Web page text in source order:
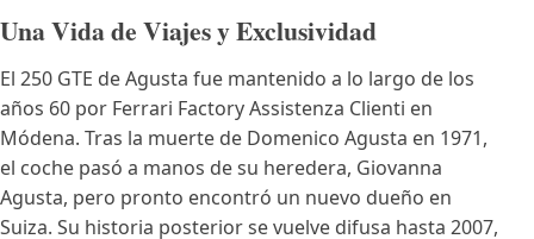
Una Vida de Viajes y Exclusividad
El 250 GTE de Agusta fue mantenido a lo largo de los
años 60 por Ferrari Factory Assistenza Clienti en
Módena. Tras la muerte de Domenico Agusta en 1971,
el coche pasó a manos de su heredera, Giovanna
Agusta, pero pronto encontró un nuevo dueño en
Suiza. Su historia posterior se vuelve difusa hasta 2007,